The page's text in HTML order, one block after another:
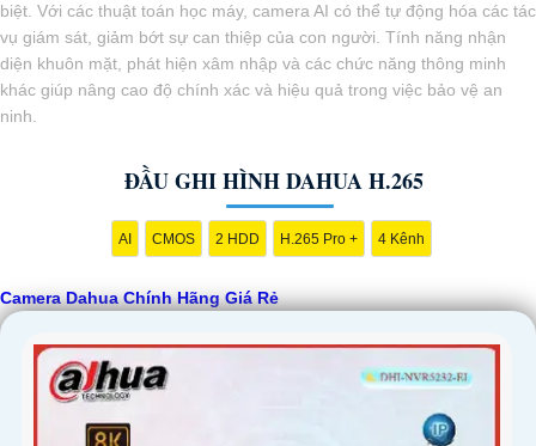
biệt. Với các thuật toán học máy, camera AI có thể tự động hóa các tác
vụ giám sát, giảm bớt sự can thiệp của con người. Tính năng nhận
diện khuôn mặt, phát hiện xâm nhập và các chức năng thông minh
khác giúp nâng cao độ chính xác và hiệu quả trong việc bảo vệ an
ninh.
ĐẦU GHI HÌNH DAHUA H.265
AI CMOS 2 HDD H.265 Pro + 4 Kênh
Camera Dahua Chính Hãng Giá Rẻ